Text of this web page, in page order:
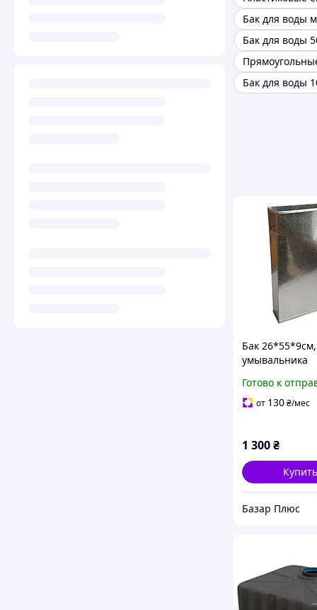
Бак
умывальника
Готово к
от 130₴/мес
1 300₴
Купить
Базар Плюс